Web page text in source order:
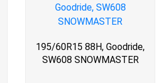
195/60R15 88H, Goodride,
SW608 SNOWMASTER